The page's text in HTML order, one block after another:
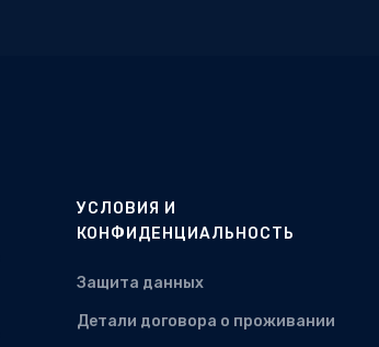
УСЛОВИЯ И
КОНФИДЕНЦИАЛЬНОСТЬ
Защита данных
Детали договора о проживании